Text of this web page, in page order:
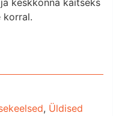
korral.
, Üldised